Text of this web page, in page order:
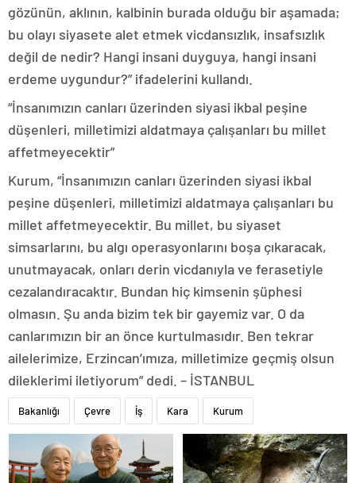
gözünün, aklının, kalbinin burada olduğu bir aşamada;
bu olayı siyasete alet etmek vicdansızlık, insafsızlık
değil de nedir? Hangi insani duyguya, hangi insani
erdeme uygundur?” ifadelerini kullandı.
“İnsanımızın canları üzerinden siyasi ikbal peşine
düşenleri, milletimizi aldatmaya çalışanları bu millet
affetmeyecektir”
Kurum, “İnsanımızın canları üzerinden siyasi ikbal
peşine düşenleri, milletimizi aldatmaya çalışanları bu
millet affetmeyecektir. Bu millet, bu siyaset
simsarlarını, bu algı operasyonlarını boşa çıkaracak,
unutmayacak, onları derin vicdanıyla ve ferasetiyle
cezalandıracaktır. Bundan hiç kimsenin şüphesi
olmasın. Şu anda bizim tek bir gayemiz var. O da
canlarımızın bir an önce kurtulmasıdır. Ben tekrar
ailelerimize, Erzincan’ımıza, milletimize geçmiş olsun
dileklerimi iletiyorum” dedi. – İSTANBUL
Bakanlığı Çevre İş Kara Kurum